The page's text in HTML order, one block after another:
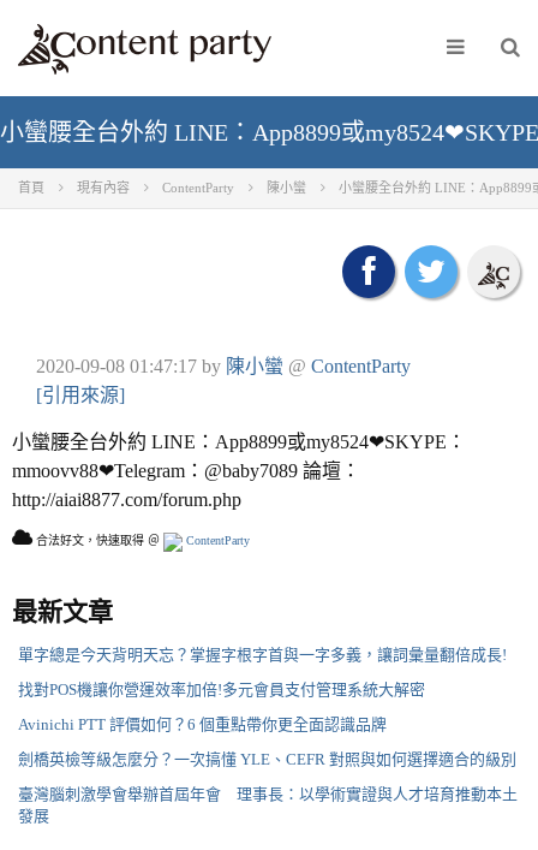
小蠻腰全台外約 LINE：App8899或
首頁 現有內容 ContentParty 陳小蠻 小蠻腰全台外約 LINE：App8899
2020-09-08 01:47:17 by 陳小蠻 @ ContentParty
[引用來源]
小蠻腰全台外約 LINE：App8899或my8524❤SKYPE：
mmoovv88❤Telegram：@baby7089 論壇：
http://aiai8877.com/forum.php
合法好文，快速取得 ＠ ContentParty
最新文章
單字總是今天背明天忘？掌握字根字首與一字多義，讓詞彙量翻倍成長!
找對POS機讓你營運效率加倍!多元會員支付管理系統大解密
Avinichi PTT 評價如何？6 個重點帶你更全面認識品牌
劍橋英檢等級怎麼分？一次搞懂 YLE、CEFR 對照與如何選擇適合的級別
臺灣腦刺激學會舉辦首屆年會 理事長：以學術實證與人才培育推動本土
發展